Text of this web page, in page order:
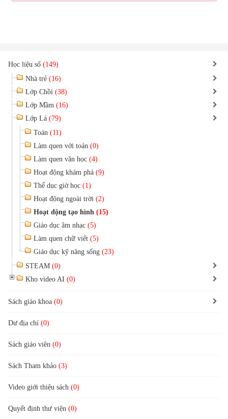
Học liệu số (149)
Nhà trẻ (16)
Lớp Chồi (38)
Lớp Mầm (16)
Lớp Lá (79)
Toán (11)
Làm quen với toán (0)
Làm quen văn học (4)
Hoạt động khám phá (9)
Thể dục giờ học (1)
Hoạt động ngoài trời (2)
Hoạt động tạo hình (15)
Giáo dục âm nhạc (5)
Làm quen chữ viết (5)
Giáo dục kỹ năng sống (23)
STEAM (0)
Kho video AI (0)
Sách giáo khoa (0)
Dư địa chí (0)
Sách giáo viên (0)
Sách Tham khảo (3)
Video giới thiệu sách (0)
Quyết định thư viện (0)